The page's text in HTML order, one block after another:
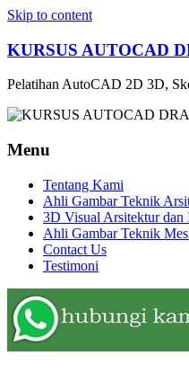
Skip to content
KURSUS AUTOCAD
Pelatihan AutoCAD 2D 3D,
Menu
Tentang Kami
Ahli Gambar Teknik
3D Visual Arsitektur dan
Ahli Gambar Teknik
Contact Us
Testimoni